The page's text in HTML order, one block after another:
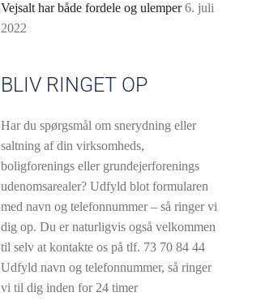
Vejsalt har både fordele og ulemper 6. juli
2022
BLIV RINGET OP
Har du spørgsmål om snerydning eller
saltning af din virksomheds,
boligforenings eller grundejerforenings
udenomsarealer? Udfyld blot formularen
med navn og telefonnummer – så ringer vi
dig op. Du er naturligvis også velkommen
til selv at kontakte os på tlf. 73 70 84 44
Udfyld navn og telefonnummer, så ringer
vi til dig inden for 24 timer